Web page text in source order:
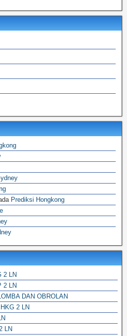
Prediksi Hongkong
2 LN
2 LN
DAN OBROLAN
2 LN
LN